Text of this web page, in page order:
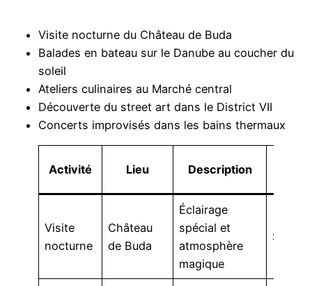
Visite nocturne du Château de Buda
Balades en bateau sur le Danube au coucher du
soleil
Ateliers culinaires au Marché central
Découverte du street art dans le District VII
Concerts improvisés dans les bains thermaux
Activité Lieu Description
Visite
nocturne
Château
de Buda
Éclairage
spécial et
atmosphère
magique
Soirée